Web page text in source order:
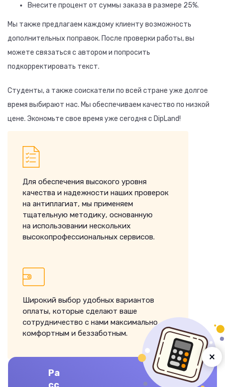
Внесите процент от суммы заказа в размере 25%.
Мы также предлагаем каждому клиенту возможность
дополнительных поправок. После проверки работы, вы
можете связаться с автором и попросить
подкорректировать текст.
Студенты, а также соискатели по всей стране уже долгое
время выбирают нас. Мы обеспечиваем качество по низкой
цене. Экономьте свое время уже сегодня с DipLand!
ЗАКАЗАТЬ ВЫПОЛНЕНИЕ
Для обеспечения высокого уровня
качества и надежности наших проверок
на антиплагиат, мы применяем
тщательную методику, основанную
на использовании нескольких
высокопрофессиональных сервисов.
Широкий выбор удобных вариантов
оплаты, которые сделают ваше
сотрудничество с нами максимально
комфортным и беззаботным.
Ра
×